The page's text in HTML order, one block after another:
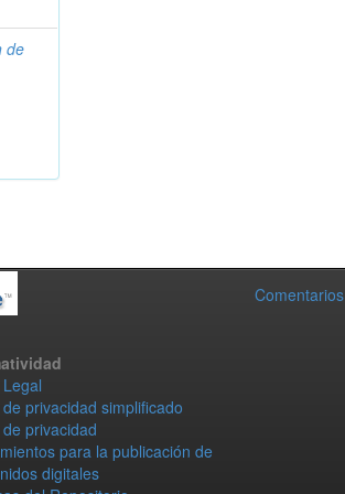
de
Comentarios
privacidad simplificado
privacidad
para la publicación de
digitales